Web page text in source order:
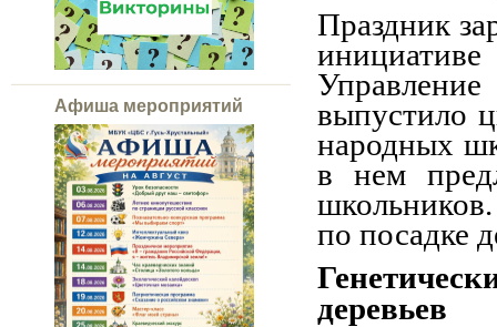
Афиша мероприятий
Праздник
выпустило
народных
в нем
по посадке
деревьев